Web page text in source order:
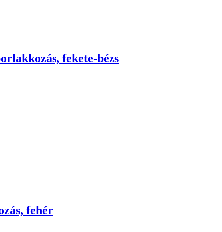
fekete-bézs
fehér